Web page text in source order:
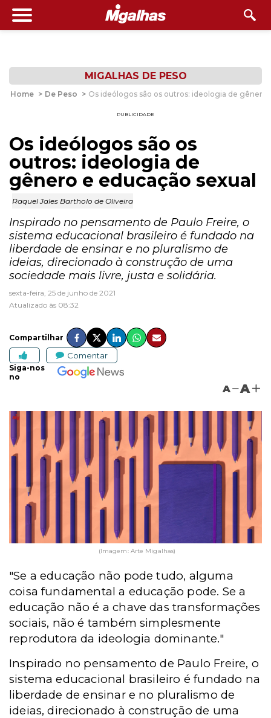
MIGALHAS DE PESO
Home > De Peso > Os ideólogos são os outros: ideologia de gênero
PUBLICIDADE
Os ideólogos são os
outros: ideologia de
gênero e educação sexual
Raquel Jales Bartholo de Oliveira
Inspirado no pensamento de Paulo Freire, o
sistema educacional brasileiro é fundado na
liberdade de ensinar e no pluralismo de
ideias, direcionado à construção de uma
sociedade mais livre, justa e solidária.
sexta-feira, 25 de junho de 2021
Atualizado às 08:32
Compartilhar
Comentar
Siga-nos
no
A A
(Imagem: Arte Migalhas)
"Se a educação não pode tudo, alguma
coisa fundamental a educação pode. Se a
educação não é a chave das transformações
sociais, não é também simplesmente
reprodutora da ideologia dominante."
Inspirado no pensamento de Paulo Freire, o
sistema educacional brasileiro é fundado na
liberdade de ensinar e no pluralismo de
ideias, direcionado à construção de uma